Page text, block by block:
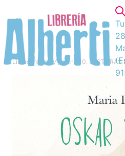
Libros Infantil y juvenil 10. LECTURAS